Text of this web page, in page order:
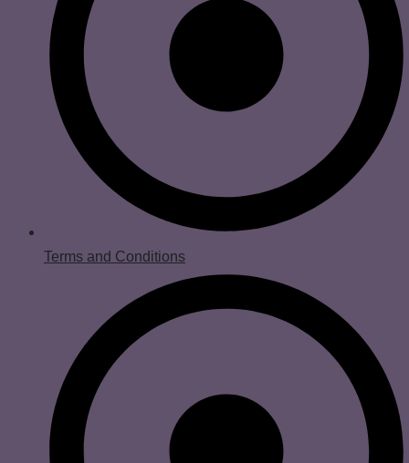
Terms and Conditions